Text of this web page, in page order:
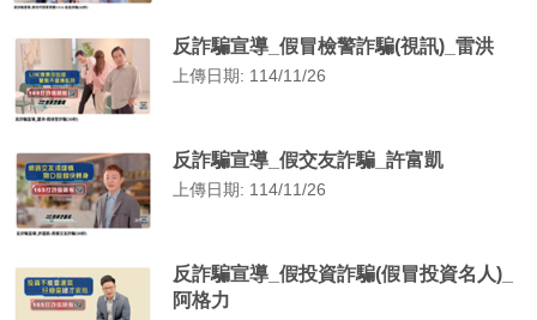
反詐騙宣導_假冒檢警詐騙(視訊)_雷洪
上傳日期: 114/11/26
反詐騙宣導_假交友詐騙_許富凱
上傳日期: 114/11/26
反詐騙宣導_假投資詐騙(假冒投資名人)_
阿格力